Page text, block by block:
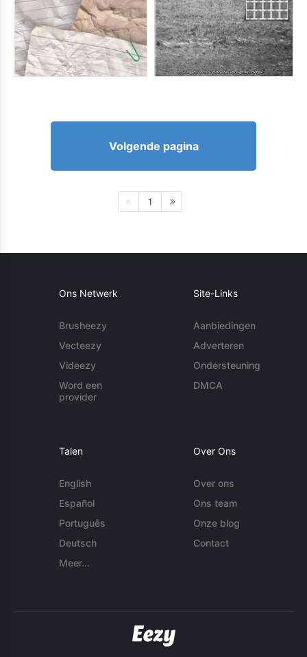
Volgende pagina
1
Ons Netwerk
Brusheezy
Vecteezy
Videezy
Word een
provider
Site-Links
Aanbiedingen
Adverteren
Ondersteuning
DMCA
Talen
English
Español
Português
Deutsch
Meer...
Over Ons
Over ons
Ons team
Onze blog
Contact